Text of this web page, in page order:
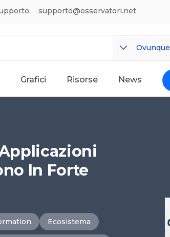
supporto@osservatori.net
Ovunque
Grafici Risorse News
In Forte
Ecosistema